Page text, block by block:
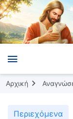
Αρχική
Περιεχόμενα